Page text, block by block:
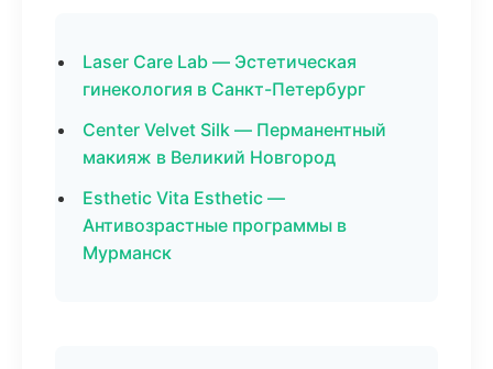
Laser Care Lab — Эстетическая
гинекология в Санкт-Петербург
Center Velvet Silk — Перманентный
макияж в Великий Новгород
Esthetic Vita Esthetic —
Антивозрастные программы в
Мурманск